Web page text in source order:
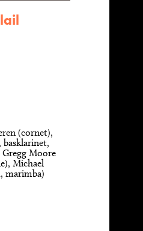
(cornet),
Moore
Michael
marimba)